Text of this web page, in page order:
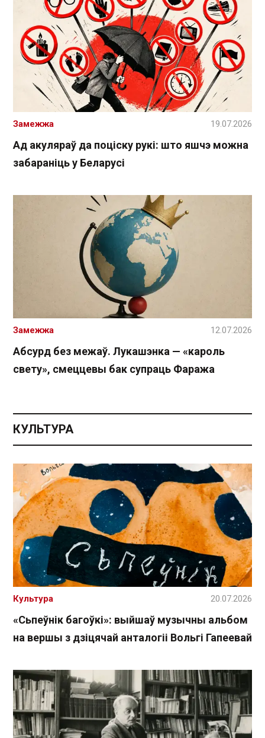
Ад акуляраў да поціску рукі: што яшчэ можна
забараніць у Беларусі
Замежжа 19.07.2026
Абсурд без межаў. Лукашэнка — «кароль
свету», смеццевы бак супраць Фаража
Замежжа 12.07.2026
КУЛЬТУРА
«Сьпеўнік багоўкі»: выйшаў музычны альбом
на вершы з дзіцячай анталогіі Вольгі Гапеевай
Культура 20.07.2026